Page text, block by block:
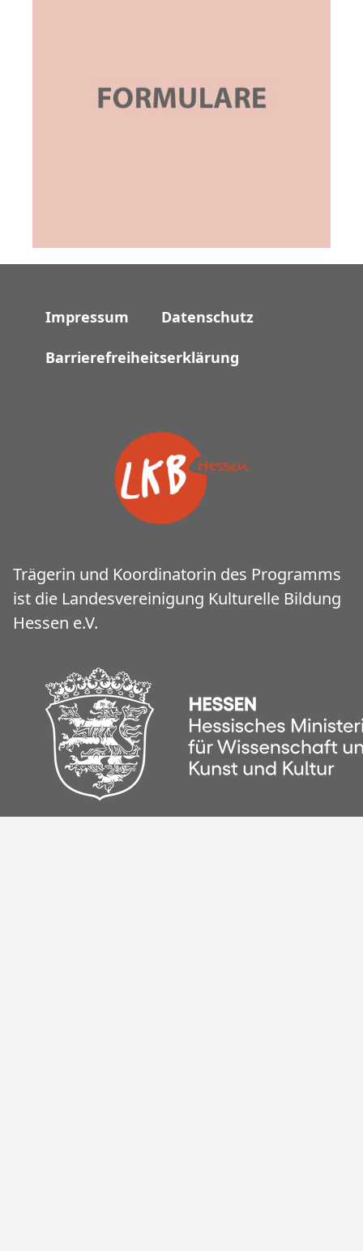
Impressum Datenschutz
Barrierefreiheitserklärung
Trägerin und Koordinatorin des Programms
ist die Landesvereinigung Kulturelle Bildung
Hessen e.V.